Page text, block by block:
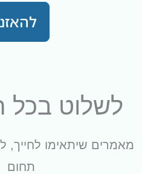
לשלוט בכל
מאמרים שיתאימו לחייך,
תחום